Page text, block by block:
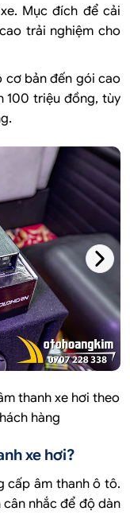
Mục đích để cải
trải nghiệm cho
cơ bản đến gói cao
100 triệu đồng, tùy
thanh xe hơi theo
hàng
xe hơi?
cấp âm thanh ô tô.
nhắc để độ dàn